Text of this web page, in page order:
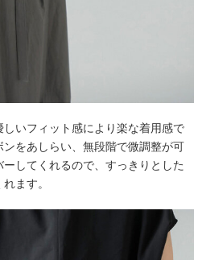
いフィット感により楽な着用感で
をあしらい、無段階で微調整が可
してくれるので、すっきりとした
ます。